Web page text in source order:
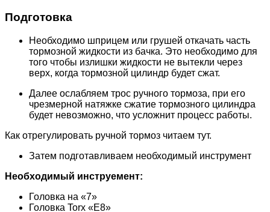
Подготовка
Необходимо шприцем или грушей откачать часть
тормозной жидкости из бачка. Это необходимо для
того чтобы излишки жидкости не вытекли через
верх, когда тормозной цилиндр будет сжат.
Далее ослабляем трос ручного тормоза, при его
чрезмерной натяжке сжатие тормозного цилиндра
будет невозможно, что усложнит процесс работы.
Как отрегулировать ручной тормоз читаем тут.
Затем подготавливаем необходимый инструмент
Необходимый инструемент:
Головка на «7»
Головка Torx «E8»